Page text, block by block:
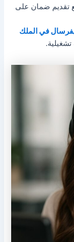
تقديم ضمان على
في الملك